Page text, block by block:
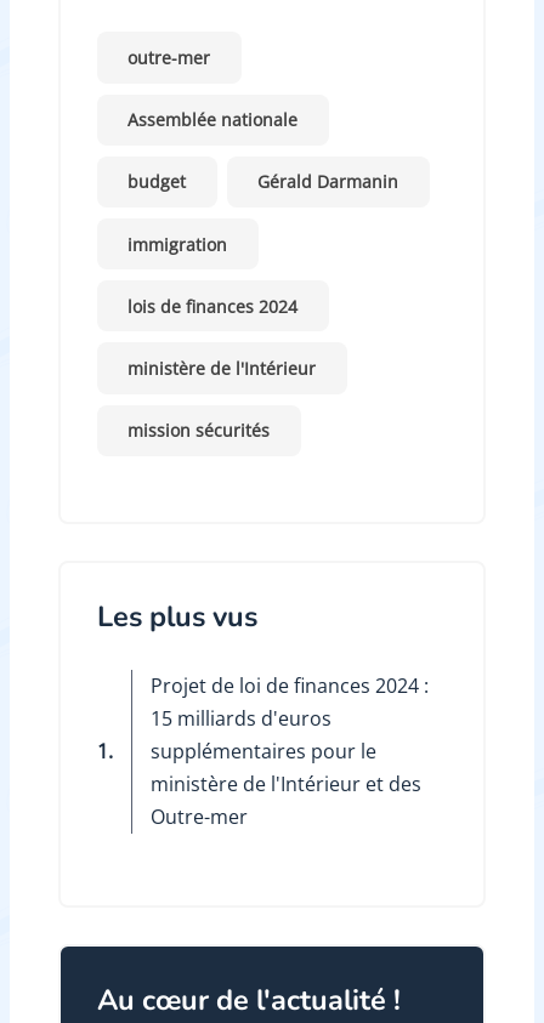
outre-mer
Assemblée nationale
budget Gérald Darmanin
immigration
lois de finances 2024
ministère de l'Intérieur
mission sécurités
Les plus vus
1.
Projet de loi de finances 2024 :
15 milliards d'euros
supplémentaires pour le
ministère de l'Intérieur et des
Outre-mer
Au cœur de l'actualité !